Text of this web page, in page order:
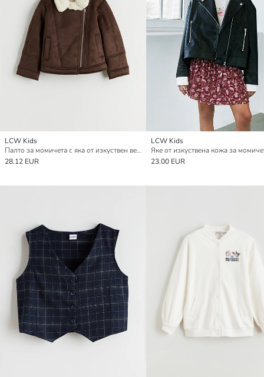
LCW Kids
Палто за момичета с яка от изкуствен велур и плюш
28.12 EUR
LCW Kids
Яке от изкуствена кожа за
23.00 EUR